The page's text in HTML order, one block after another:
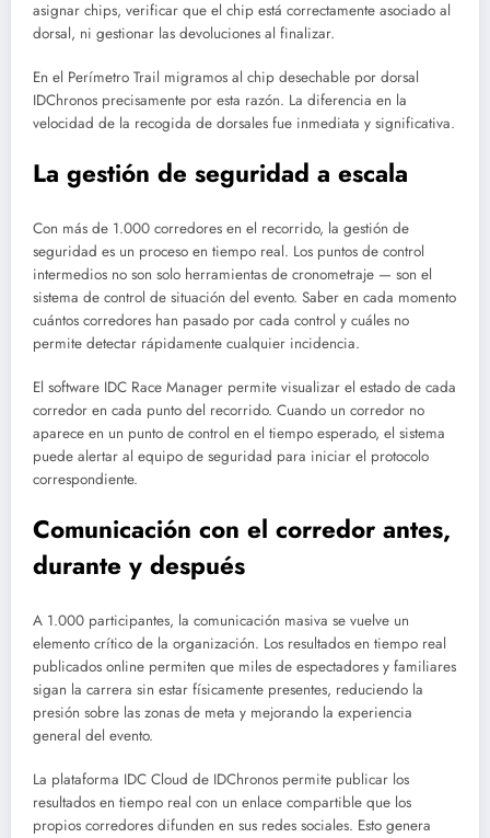
asignar chips, verificar que el chip está correctamente asociado al
dorsal, ni gestionar las devoluciones al finalizar.
En el Perímetro Trail migramos al chip desechable por dorsal
IDChronos precisamente por esta razón. La diferencia en la
velocidad de la recogida de dorsales fue inmediata y significativa.
La gestión de seguridad a escala
Con más de 1.000 corredores en el recorrido, la gestión de
seguridad es un proceso en tiempo real. Los puntos de control
intermedios no son solo herramientas de cronometraje — son el
sistema de control de situación del evento. Saber en cada momento
cuántos corredores han pasado por cada control y cuáles no
permite detectar rápidamente cualquier incidencia.
El software IDC Race Manager permite visualizar el estado de cada
corredor en cada punto del recorrido. Cuando un corredor no
aparece en un punto de control en el tiempo esperado, el sistema
puede alertar al equipo de seguridad para iniciar el protocolo
correspondiente.
Comunicación con el corredor antes,
durante y después
A 1.000 participantes, la comunicación masiva se vuelve un
elemento crítico de la organización. Los resultados en tiempo real
publicados online permiten que miles de espectadores y familiares
sigan la carrera sin estar físicamente presentes, reduciendo la
presión sobre las zonas de meta y mejorando la experiencia
general del evento.
La plataforma IDC Cloud de IDChronos permite publicar los
resultados en tiempo real con un enlace compartible que los
propios corredores difunden en sus redes sociales. Esto genera